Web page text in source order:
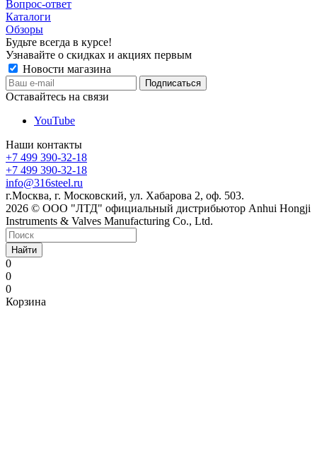
Вопрос-ответ
Каталоги
Обзоры
Будьте всегда в курсе!
Узнавайте о скидках и акциях первым
Новости магазина
Оставайтесь на связи
YouTube
Наши контакты
+7 499 390-32-18
+7 499 390-32-18
info@316steel.ru
г.Москва, г. Московский, ул. Хабарова 2, оф. 503.
2026 © ООО "ЛТД" официальный дистрибьютор Anhui Hongji
Instruments & Valves Manufacturing Co., Ltd.
Найти
0
0
0
Корзина